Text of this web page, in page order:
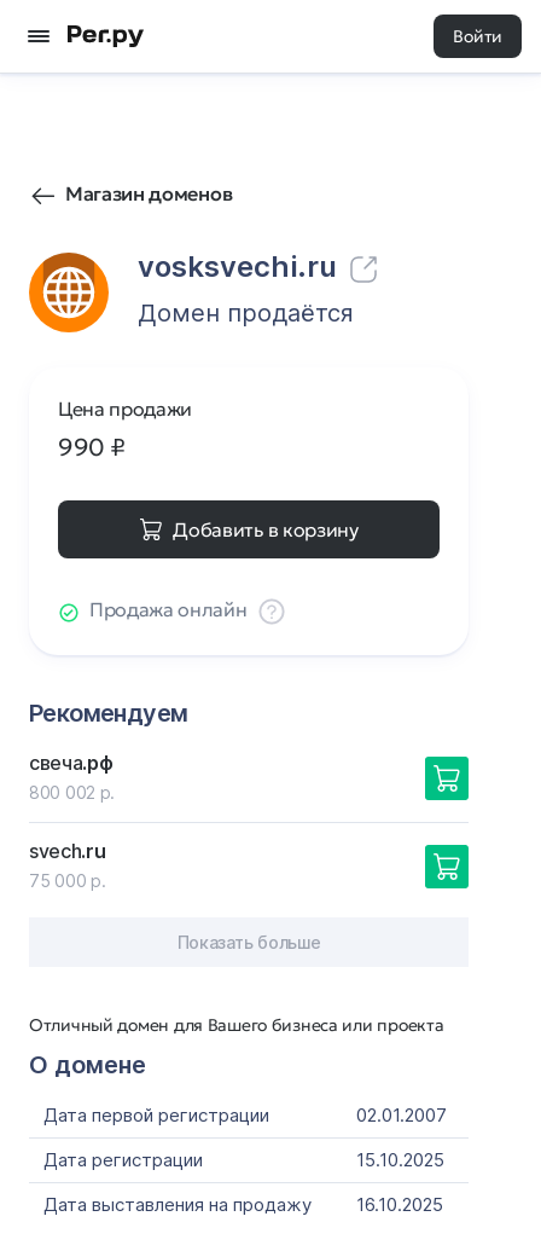
Войти
Магазин доменов
vosksvechi.ru
0 0
Домен продаётся
Отличный домен для Вашего бизнеса или проекта
О домене
Дата первой регистрации
02.01.2007
Дата регистрации
15.10.2025
Дата выставления на продажу
16.10.2025
Цена продажи
990 ₽
Добавить в корзину
Продажа онлайн
Рекомендуем
свеча.рф
800 002 р.
svech.ru
75 000 р.
Показать больше